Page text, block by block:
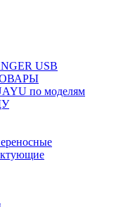
USB
по моделям